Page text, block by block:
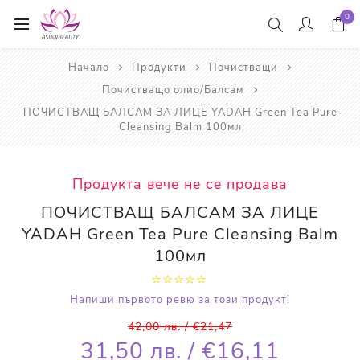
0
Начало Продукти
Почистващи
Почистващо олио/Балсам
ПОЧИСТВАЩ БАЛСАМ ЗА ЛИЦЕ YADAH Green Tea Pure
Cleansing Balm 100мл
Продукта вече не се продава
ПОЧИСТВАЩ БАЛСАМ ЗА ЛИЦЕ
YADAH Green Tea Pure Cleansing Balm
100мл
Напиши първото ревю за този продукт!
42,00 лв. / €21,47
31,50 лв. / €16,11